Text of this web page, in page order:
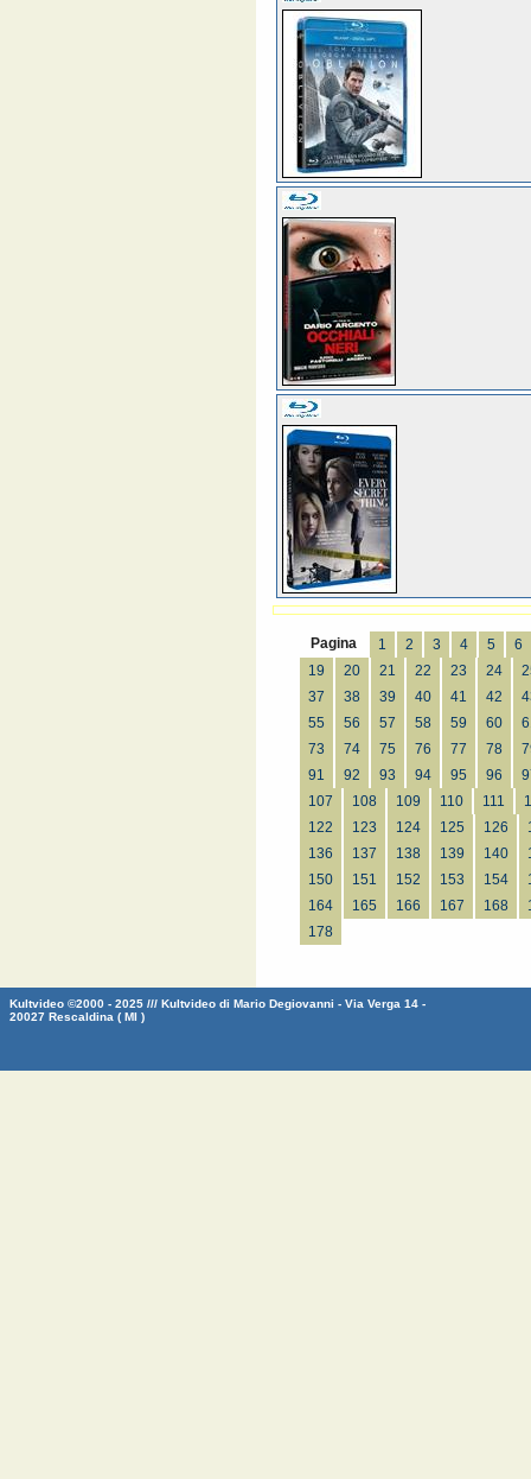
Pagina 1 2 3 4 5
6
19
20 21 22 23 24
37
38 39 40 41 42
55
56 57 58 59 60
73
74 75 76 77 78
91
92 93 94 95 96
107
108 109 110 111
122
123 124 125 126
136
137 138 139 140
150
151 152 153 154
164
165 166 167 168
178
Kultvideo ©2000 - 2025 /// Kultvideo di Mario Degiovanni - Via Verga 14 -
20027 Rescaldina ( MI )